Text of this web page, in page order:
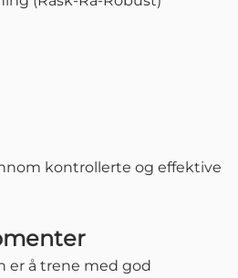
kontrollerte og effektive
er å trene med god